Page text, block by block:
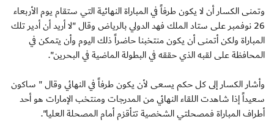
وتمنى الكسار أن لا يكون طرفاً في المباراة النهائية التي ستقام يوم الأربعاء
26 نوفمبر على ستاد الملك فهد الدولي بالرياض وقال "لا أريد أن أدير تلك
المباراة ولكن أتمنى أن يكون منتخبنا حاضراً ذلك اليوم وأن يتمكن في
المحافظة على لقبه الذي حققه في البطولة الماضية في البحرين".
وأشار الكسار إلى كل حكم يسعى لأن يكون طرفاً في النهائي وقال " ساكون
سعيداً إذا شاهدت اللقاء النهائي من المدرجات ومنتخب الإمارات هو أحد
أطراف المباراة فمصحلتي الشخصية تتأقزم أمام المصحلة العليا".